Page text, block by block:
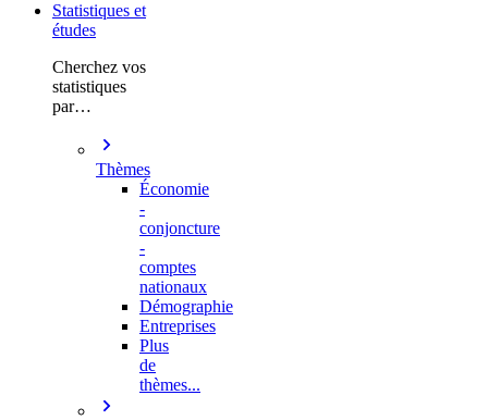
Statistiques et
études
Cherchez vos
statistiques
par…
Thèmes
Économie
-
conjoncture
-
comptes
nationaux
Démographie
Entreprises
Plus
de
thèmes...